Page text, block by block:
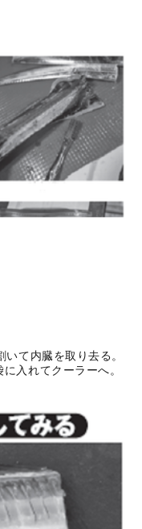
て内臓を取り去る。
入れてクーラーへ。